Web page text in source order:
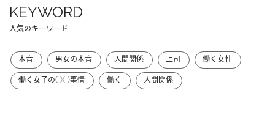
KEYWORD
人気のキーワード
本音 男女の本音 人間関係 上司
働く女性
働く女子の○○事情
働く 人間関係